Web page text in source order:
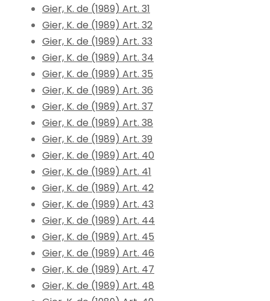
Gier, K. de (1989) Art. 31
Gier, K. de (1989) Art. 32
Gier, K. de (1989) Art. 33
Gier, K. de (1989) Art. 34
Gier, K. de (1989) Art. 35
Gier, K. de (1989) Art. 36
Gier, K. de (1989) Art. 37
Gier, K. de (1989) Art. 38
Gier, K. de (1989) Art. 39
Gier, K. de (1989) Art. 40
Gier, K. de (1989) Art. 41
Gier, K. de (1989) Art. 42
Gier, K. de (1989) Art. 43
Gier, K. de (1989) Art. 44
Gier, K. de (1989) Art. 45
Gier, K. de (1989) Art. 46
Gier, K. de (1989) Art. 47
Gier, K. de (1989) Art. 48